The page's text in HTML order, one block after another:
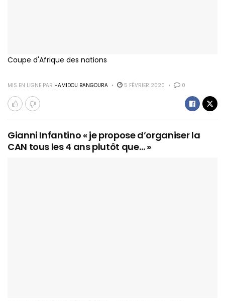
Coupe d'Afrique des nations
MIS EN LIGNE PAR HAMIDOU BANGOURA 5 FÉVRIER 2020 0
Gianni Infantino « je propose d’organiser la
CAN tous les 4 ans plutôt que… »